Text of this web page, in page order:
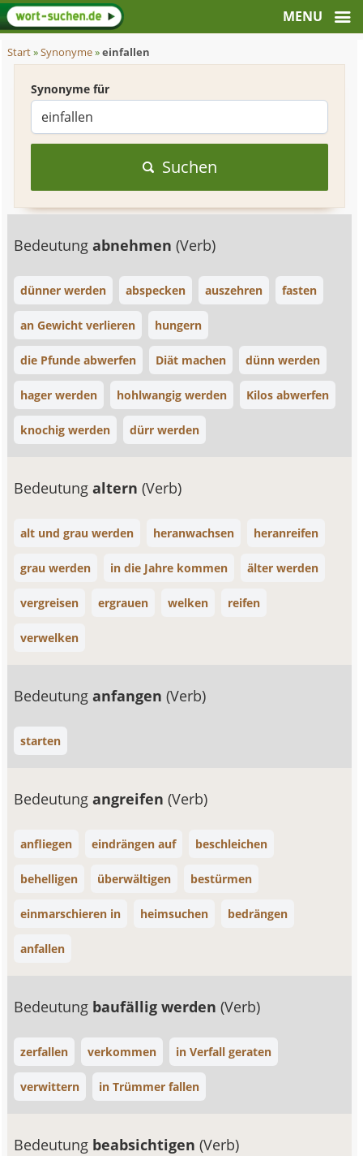
Start»Synonyme»einfallen
Synonyme für
Suchen
Bedeutungabnehmen(Verb)
dünner werden abspecken auszehren fasten
an Gewicht verlieren hungern
die Pfunde abwerfen Diät machen dünn werden
hager werden hohlwangig werden Kilos abwerfen
knochig werden dürr werden
Bedeutungaltern(Verb)
alt und grau werden heranwachsen heranreifen
grau werden in die Jahre kommen älter werden
vergreisen ergrauen welken reifen
verwelken
Bedeutunganfangen(Verb)
starten
Bedeutungangreifen(Verb)
anfliegen eindrängen auf beschleichen
behelligen überwältigen bestürmen
einmarschieren in heimsuchen bedrängen
anfallen
Bedeutung baufällig werden(Verb)
zerfallen verkommen in Verfall geraten
verwittern in Trümmer fallen
Bedeutung beabsichtigen(Verb)